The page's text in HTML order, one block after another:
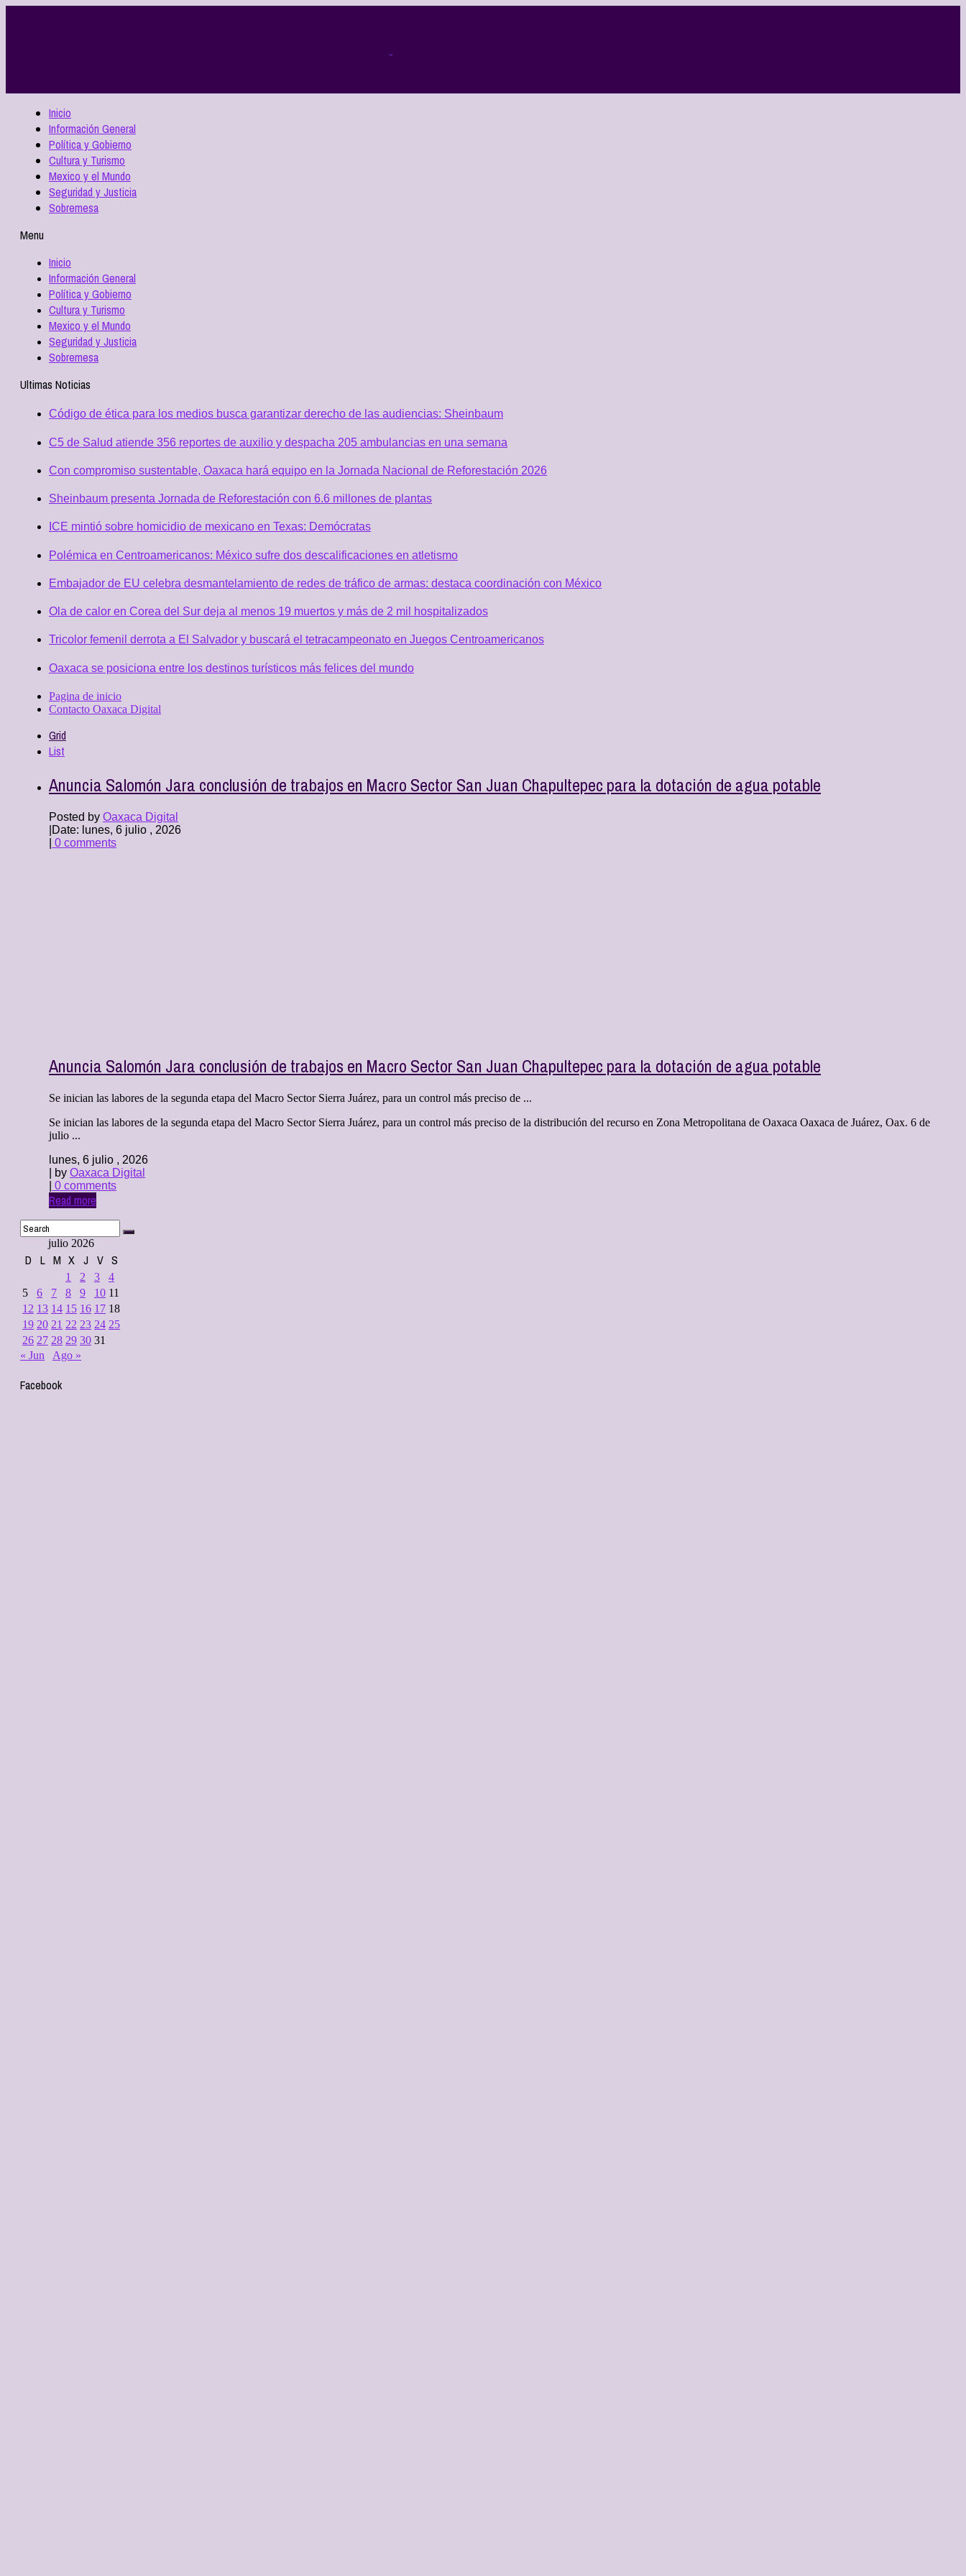
Inicio
Información General
Política y Gobierno
Cultura y Turismo
Mexico y el Mundo
Seguridad y Justicia
Sobremesa
Menu
Inicio
Información General
Política y Gobierno
Cultura y Turismo
Mexico y el Mundo
Seguridad y Justicia
Sobremesa
Ultimas Noticias
Código de ética para los medios busca garantizar derecho de las audiencias: Sheinbaum
C5 de Salud atiende 356 reportes de auxilio y despacha 205 ambulancias en una semana
Con compromiso sustentable, Oaxaca hará equipo en la Jornada Nacional de Reforestación 2026
Sheinbaum presenta Jornada de Reforestación con 6.6 millones de plantas
ICE mintió sobre homicidio de mexicano en Texas: Demócratas
Polémica en Centroamericanos: México sufre dos descalificaciones en atletismo
Embajador de EU celebra desmantelamiento de redes de tráfico de armas: destaca coordinación con México
Ola de calor en Corea del Sur deja al menos 19 muertos y más de 2 mil hospitalizados
Tricolor femenil derrota a El Salvador y buscará el tetracampeonato en Juegos Centroamericanos
Oaxaca se posiciona entre los destinos turísticos más felices del mundo
Pagina de inicio
Contacto Oaxaca Digital
Grid
List
Anuncia Salomón Jara conclusión de trabajos en Macro Sector San Juan Chapultepec para la dotación de agua potable
Posted by Oaxaca Digital
Date: lunes, 6 julio , 2026
0 comments
Anuncia Salomón Jara conclusión de trabajos en Macro Sector San Juan Chapultepec para la dotación de agua potable
Se inician las labores de la segunda etapa del Macro Sector Sierra Juárez, para un control más preciso de ...
Se inician las labores de la segunda etapa del Macro Sector Sierra Juárez, para un control más preciso de la distribución del recurso en Zona Metropolitana de Oaxaca Oaxaca de Juárez, Oax. 6 de
julio ...
lunes, 6 julio , 2026
| by Oaxaca Digital
0 comments
Read more
julio 2026
D L M X J V S
1 2 3
4
5
6 7 8 9 10 11
12 13 14 15 16 17 18
19 20 21 22 23 24 25
26 27 28 29 30 31
« Jun
Ago »
Facebook